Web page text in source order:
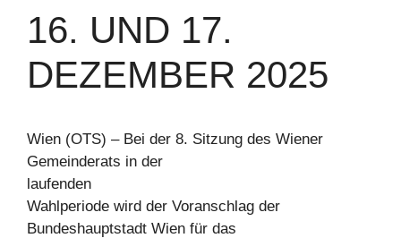
16. UND 17.
DEZEMBER 2025
Wien (OTS) – Bei der 8. Sitzung des Wiener
Gemeinderats in der
laufenden
Wahlperiode wird der Voranschlag der
Bundeshauptstadt Wien für das